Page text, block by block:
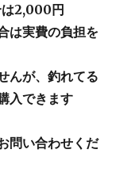
は2,000円
は実費の負担を
んが、釣れてる
入できます
問い合わせくだ